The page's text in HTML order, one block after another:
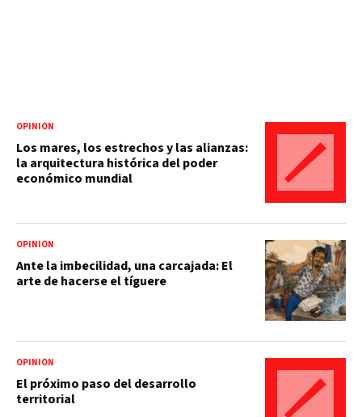
OPINIÓN
Los mares, los estrechos y las alianzas:
la arquitectura histórica del poder
económico mundial
OPINIÓN
Ante la imbecilidad, una carcajada: El
arte de hacerse el tíguere
OPINIÓN
El próximo paso del desarrollo
territorial